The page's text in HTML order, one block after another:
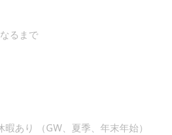
るまで
あり （GW、夏季、年末年始）